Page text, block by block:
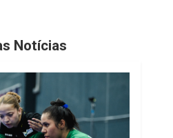
Notícias